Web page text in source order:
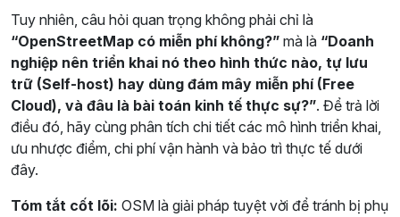
Tuy nhiên, câu hỏi quan trọng không phải chỉ là
“OpenStreetMap có miễn phí không?” mà là “Doanh
nghiệp nên triển khai nó theo hình thức nào, tự lưu
trữ (Self-host) hay dùng đám mây miễn phí (Free
Cloud), và đâu là bài toán kinh tế thực sự?”. Để trả lời
điều đó, hãy cùng phân tích chi tiết các mô hình triển khai,
ưu nhược điểm, chi phí vận hành và bảo trì thực tế dưới
đây.
Tóm tắt cốt lõi: OSM là giải pháp tuyệt vời để tránh bị phụ